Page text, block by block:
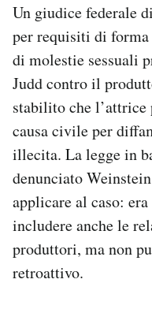
CALENDARIO
AREA PERSONALE
Area Personale
Newsletter
Notifiche mobile
Hai bisogno di aiuto?
Esci
Un giudice federale
per requisiti di forma
di molestie sessuali
Judd contro il
stabilito che l’attrice
causa civile per
illecita. La legge in
denunciato
applicare al caso:
includere anche le
produttori, ma non
retroattivo.